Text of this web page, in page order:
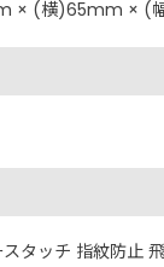
× (横)65mm × (
タッチ 指紋防止